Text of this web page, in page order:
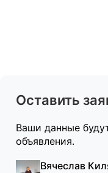
Оставить
Ваши данные
объявления.
Вячеслав